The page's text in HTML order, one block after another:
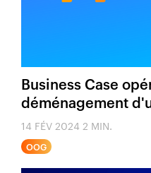
Business Case
déménagement
14 FÉV 2024 2 MIN.
OOG